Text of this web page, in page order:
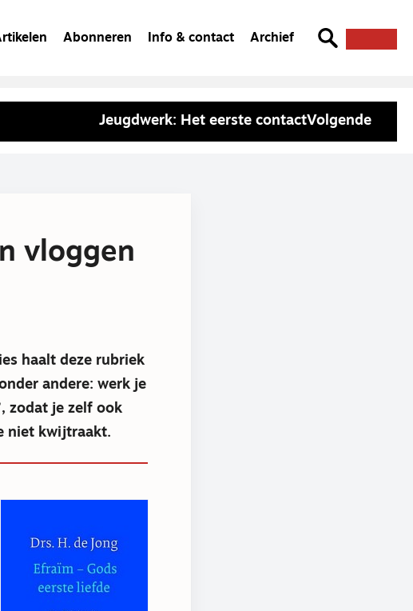
Abonneren Info & contact Archief
Jeugdwerk: Het eerste contactVolgende
vloggen
haalt deze rubriek
andere: werk je
zodat je zelf ook
niet kwijtraakt.